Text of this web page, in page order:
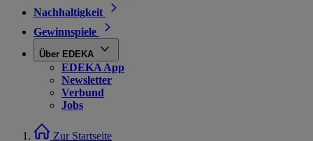
Nachhaltigkeit
Gewinnspiele
Über EDEKA
EDEKA App
Newsletter
Verbund
Jobs
Zur Startseite